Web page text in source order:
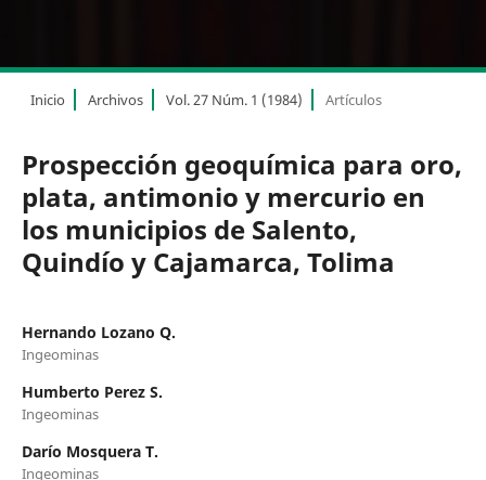
Inicio Archivos Vol. 27 Núm. 1 (1984) Artículos
Prospección geoquímica para oro,
plata, antimonio y mercurio en
los municipios de Salento,
Quindío y Cajamarca, Tolima
Hernando Lozano Q.
Ingeominas
Humberto Perez S.
Ingeominas
Darío Mosquera T.
Ingeominas